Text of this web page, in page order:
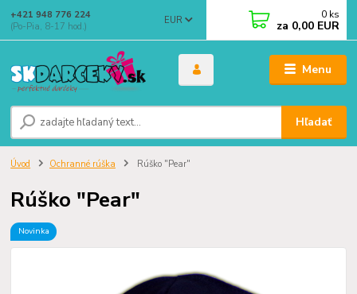
Menu
EUR
Hľadať
+421 948 776 224
(Po-Pia, 8-17 hod.)
0 ks
za 0,00 EUR
Úvod Ochranné rúška Rúško "Pear"
Rúško "Pear"
Novinka